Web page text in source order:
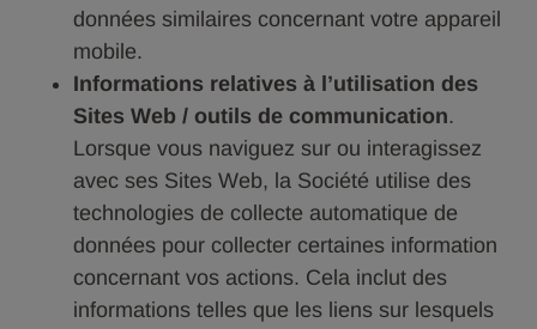
données similaires concernant votre appareil
mobile.
Informations relatives à l’utilisation des
Sites Web / outils de communication.
Lorsque vous naviguez sur ou interagissez
avec ses Sites Web, la Société utilise des
technologies de collecte automatique de
données pour collecter certaines information
concernant vos actions. Cela inclut des
informations telles que les liens sur lesquels